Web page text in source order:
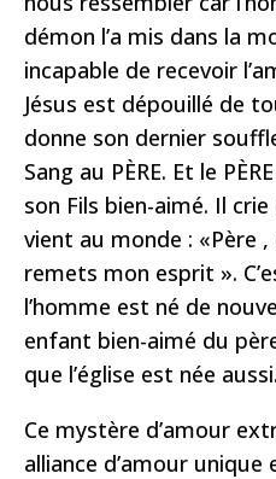
démon l’a mis dans la
incapable de recevoir
Jésus est dépouillé de
donne son dernier
Sang au PÈRE. Et le
son Fils bien-aimé. Il
vient au monde : «Père
remets mon esprit ».
l’homme est né de
enfant bien-aimé du
que l’église est née aussi.
Ce mystère d’amour
alliance d’amour unique